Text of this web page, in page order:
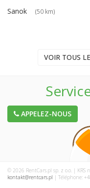
Sanok (50 km)
VOIR TOUS
APPELEZ-NOUS
© 2026 RentCars.pl sp. z o.o. |
kontakt@rentcars.pl | Téléphone: